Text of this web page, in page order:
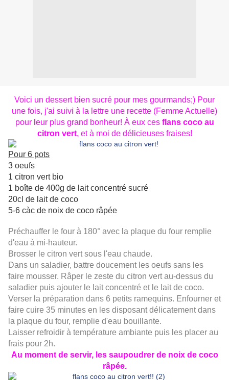
Voici un dessert bien sucré pour mes gourmands;) Pour
une fois, j'ai suivi à la lettre une recette (Femme Actuelle)
pour leur plus grand bonheur! À eux ces flans coco au
citron vert, et à moi de délicieuses fraises!
Pour 6 pots
3 oeufs
1 citron vert bio
1 boîte de 400g de lait concentré sucré
20cl de lait de coco
5-6 càc de noix de coco râpée
Préchauffer le four à 180° avec la plaque du four remplie
d'eau à mi-hauteur.
Brosser le citron vert sous l'eau chaude.
Dans un saladier, battre doucement les oeufs sans les
faire mousser. Râper le zeste du citron vert au-dessus du
saladier puis ajouter le lait concentré et le lait de coco.
Verser la préparation dans 6 petits ramequins. Enfourner et
faire cuire 35 minutes en les disposant délicatement dans
la plaque du four, remplie d'eau bouillante.
Laisser refroidir à température ambiante puis les placer au
frais pour 2h.
Au moment de servir, les saupoudrer de noix de coco
râpée.